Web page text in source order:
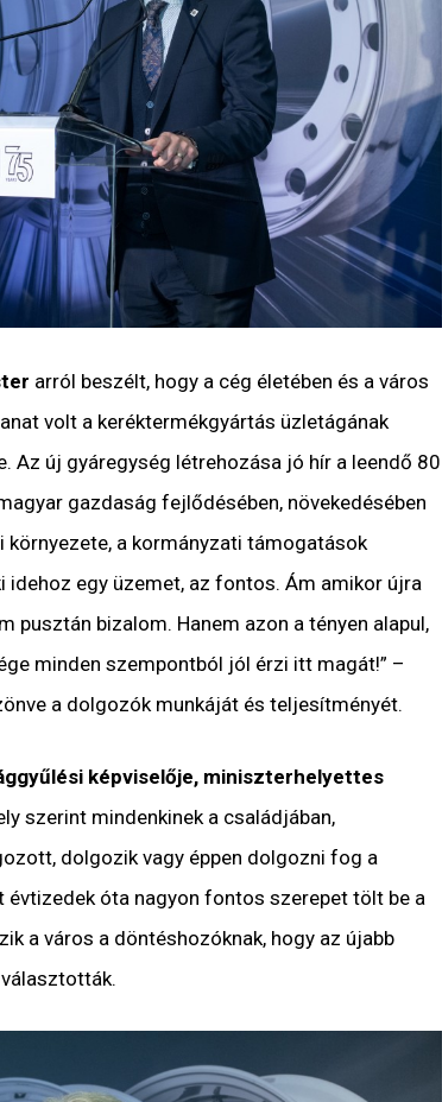
arról beszélt, hogy a cég életében és a város
volt a keréktermékgyártás üzletágának
új gyáregység létrehozása jó hír a leendő 80
gazdaság fejlődésében, növekedésében
a kormányzati támogatások
idehoz egy üzemet, az fontos. Ám amikor újra
pusztán bizalom. Hanem azon a tényen alapul,
minden szempontból jól érzi itt magát!” –
a dolgozók munkáját és teljesítményét.
képviselője, miniszterhelyettes
szerint mindenkinek a családjában,
dolgozik vagy éppen dolgozni fog a
évtizedek óta nagyon fontos szerepet tölt be a
a város a döntéshozóknak, hogy az újabb